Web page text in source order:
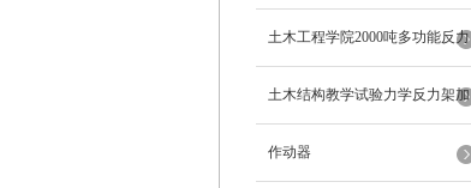
土木工程学院2000吨多功能反力
架
土木结构教学试验力学反力架加
载装置
作动器